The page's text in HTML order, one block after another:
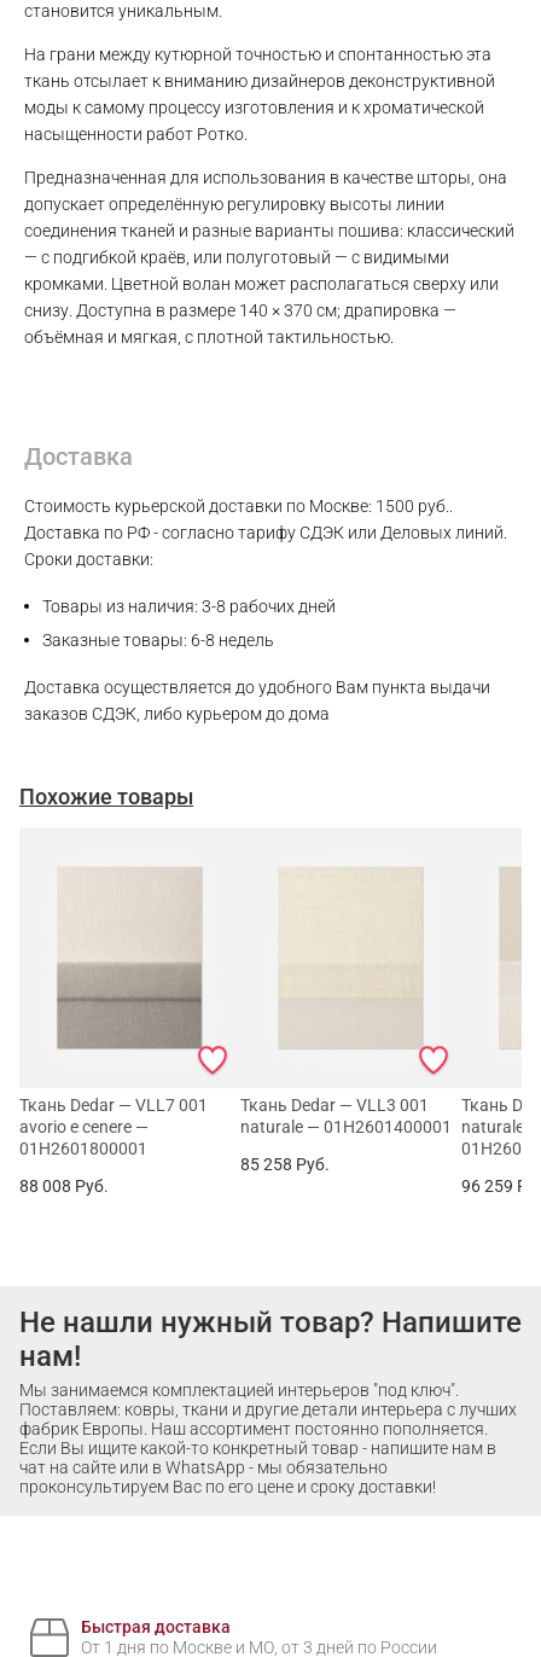
становится уникальным.
На грани между кутюрной точностью и спонтанностью эта
ткань отсылает к вниманию дизайнеров деконструктивной
моды к самому процессу изготовления и к хроматической
насыщенности работ Ротко.
Предназначенная для использования в качестве шторы, она
допускает определённую регулировку высоты линии
соединения тканей и разные варианты пошива: классический
— с подгибкой краёв, или полуготовый — с видимыми
кромками. Цветной волан может располагаться сверху или
снизу. Доступна в размере 140 × 370 см; драпировка —
объёмная и мягкая, с плотной тактильностью.
Доставка
Стоимость курьерской доставки по Москве: 1500 руб..
Доставка по РФ - согласно тарифу СДЭК или Деловых линий.
Сроки доставки:
Товары из наличия: 3-8 рабочих дней
Заказные товары: 6-8 недель
Доставка осуществляется до удобного Вам пункта выдачи
заказов СДЭК, либо курьером до дома
Похожие товары
Ткань Dedar — VLL7 001
avorio e cenere —
01H2601800001
88 008 Руб.
Ткань Dedar — VLL3 001
naturale — 01H2601400001
85 258 Руб.
Ткань
naturale
96 259
Не нашли нужный товар? Напишите
нам!
Мы занимаемся комплектацией интерьеров "под ключ".
Поставляем: ковры, ткани и другие детали интерьера с лучших
фабрик Европы. Наш ассортимент постоянно пополняется.
Если Вы ищите какой-то конкретный товар - напишите нам в
чат на сайте или в WhatsApp - мы обязательно
проконсультируем Вас по его цене и сроку доставки!
Быстрая доставка
От 1 дня по Москве и МО, от 3 дней по России
WhatsApp
Telegram